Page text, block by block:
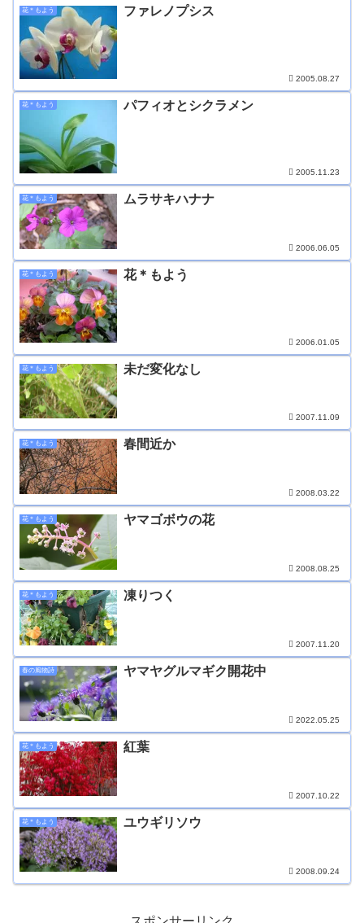
花＊もよう ファレノプシス
2005.08.27
花＊もよう パフィオとシクラメン
2005.11.23
花＊もよう ムラサキハナナ
2006.06.05
花＊もよう 花＊もよう
2006.01.05
花＊もよう 未だ変化なし
2007.11.09
花＊もよう 春間近か
2008.03.22
花＊もよう ヤマゴボウの花
2008.08.25
花＊もよう 凍りつく
2007.11.20
春の風物詩 ヤマヤグルマギク開花中
2022.05.25
花＊もよう 紅葉
2007.10.22
花＊もよう ユウギリソウ
2008.09.24